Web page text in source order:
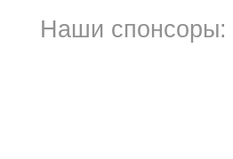
Наши спонсоры: